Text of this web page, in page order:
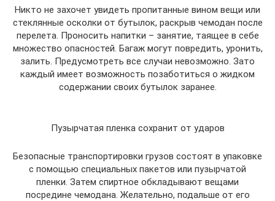
Никто не захочет увидеть пропитанные вином вещи или
стеклянные осколки от бутылок, раскрыв чемодан после
перелета. Проносить напитки – занятие, таящее в себе
множество опасностей. Багаж могут повредить, уронить,
залить. Предусмотреть все случаи невозможно. Зато
каждый имеет возможность позаботиться о жидком
содержании своих бутылок заранее.
Пузырчатая пленка сохранит от ударов
Безопасные транспортировки грузов состоят в упаковке
с помощью специальных пакетов или пузырчатой
пленки. Затем спиртное обкладывают вещами
посредине чемодана. Желательно, подальше от его